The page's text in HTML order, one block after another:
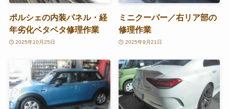
ポルシェの内装パネル・経
年劣化ベタベタ修理作業
2025年10月25日
ミニクーパー／右リア部の
修理作業
2025年9月21日